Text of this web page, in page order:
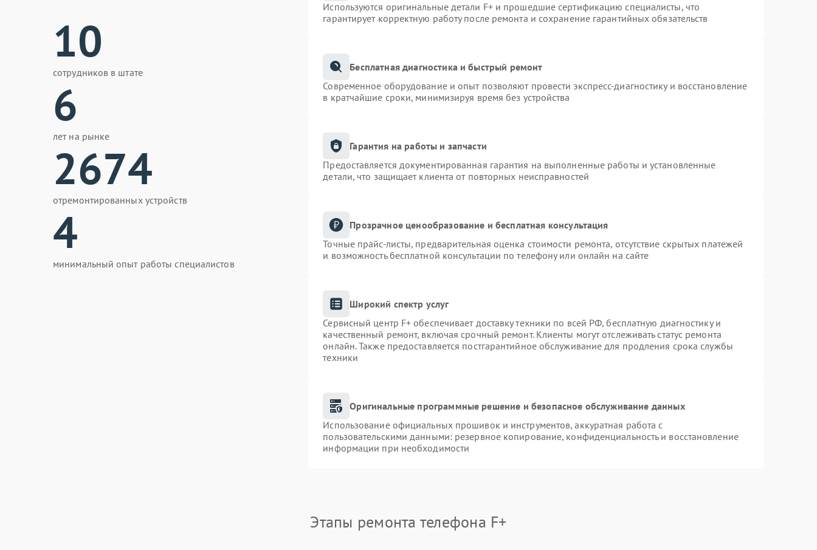
10
сотрудников в штате
6
лет на рынке
2674
отремонтированных устройств
4
минимальный опыт работы специалистов
Используются оригинальные детали F+ и прошедшие сертификацию специалисты, что
гарантирует корректную работу после ремонта и сохранение гарантийных обязательств
Бесплатная диагностика и быстрый ремонт
Современное оборудование и опыт позволяют провести экспресс-диагностику и восстановление
в кратчайшие сроки, минимизируя время без устройства
Гарантия на работы и запчасти
Предоставляется документированная гарантия на выполненные работы и установленные
детали, что защищает клиента от повторных неисправностей
Прозрачное ценообразование и бесплатная консультация
Точные прайс-листы, предварительная оценка стоимости ремонта, отсутствие скрытых платежей
и возможность бесплатной консультации по телефону или онлайн на сайте
Широкий спектр услуг
Сервисный центр F+ обеспечивает доставку техники по всей РФ, бесплатную диагностику и
качественный ремонт, включая срочный ремонт. Клиенты могут отслеживать статус ремонта
онлайн. Также предоставляется постгарантийное обслуживание для продления срока службы
техники
Оригинальные программные решение и безопасное обслуживание данных
Использование официальных прошивок и инструментов, аккуратная работа с
пользовательскими данными: резервное копирование, конфиденциальность и восстановление
информации при необходимости
Этапы ремонта телефона F+